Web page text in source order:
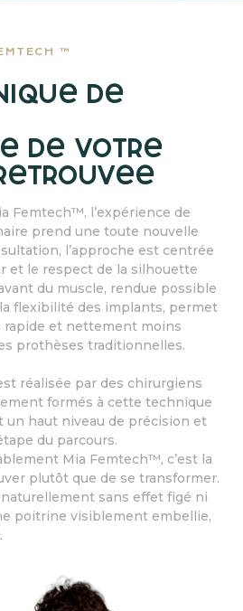
™
de
de votre
Femtech™, l’expérience de
prend une toute nouvelle
l’approche est centrée
et le respect de la silhouette
du muscle, rendue possible
flexibilité des implants, permet
et nettement moins
prothèses traditionnelles.
réalisée par des chirurgiens
formés à cette technique
un haut niveau de précision et
du parcours.
Mia Femtech™, c’est la
plutôt que de se transformer.
sans effet figé ni
poitrine visiblement embellie,